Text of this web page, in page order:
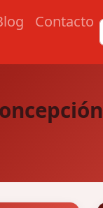
Contacto